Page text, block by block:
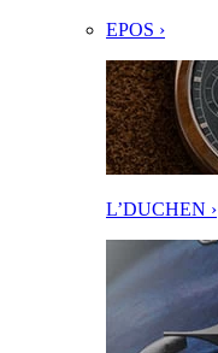
EPOS ›
L’DUCHEN ›